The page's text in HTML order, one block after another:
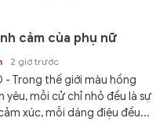
cảm của phụ nữ
2 giờ trước
- Trong thế giới màu hồng
yêu, mỗi cử chỉ nhỏ đều là sự
xúc, mỗi dáng điệu đều...